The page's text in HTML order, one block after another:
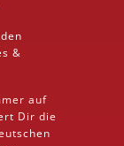
&
auf
Dir die